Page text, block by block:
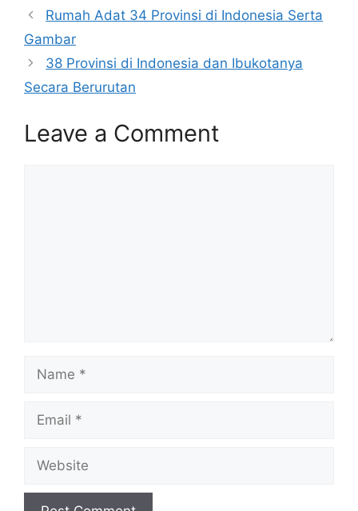
Rumah Adat 34 Provinsi di Indonesia Serta
Gambar
38 Provinsi di Indonesia dan Ibukotanya
Secara Berurutan
Leave a Comment